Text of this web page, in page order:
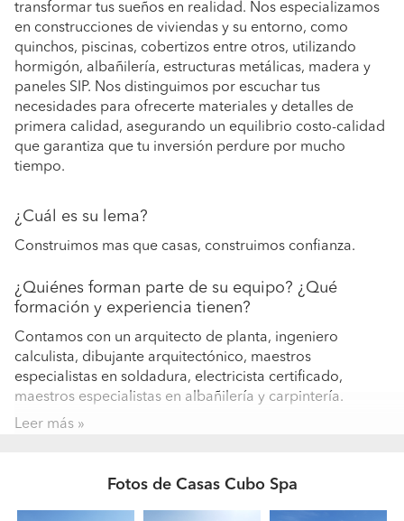
transformar tus sueños en realidad. Nos especializamos
en construcciones de viviendas y su entorno, como
quinchos, piscinas, cobertizos entre otros, utilizando
hormigón, albañilería, estructuras metálicas, madera y
paneles SIP. Nos distinguimos por escuchar tus
necesidades para ofrecerte materiales y detalles de
primera calidad, asegurando un equilibrio costo-calidad
que garantiza que tu inversión perdure por mucho
tiempo.
¿Cuál es su lema?
Construimos mas que casas, construimos confianza.
¿Quiénes forman parte de su equipo? ¿Qué
formación y experiencia tienen?
Contamos con un arquitecto de planta, ingeniero
calculista, dibujante arquitectónico, maestros
especialistas en soldadura, electricista certificado,
maestros especialistas en albañilería y carpintería.
¿Cuántos trabajos hacen al año? ¿Cuál es el
Leer más
Fotos de Casas Cubo Spa